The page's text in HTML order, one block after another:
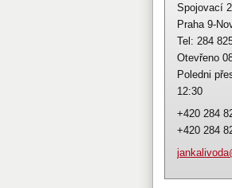
Spojovací
Praha 9-
Tel: 284
Otevřeno
Poledni
12:30
+420 284
+420 284
jankaliv